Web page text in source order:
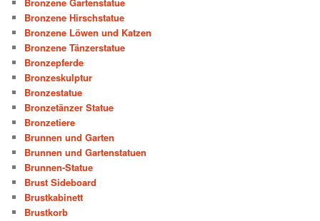
Bronzene Gartenstatue
Bronzene Hirschstatue
Bronzene Löwen und Katzen
Bronzene Tänzerstatue
Bronzepferde
Bronzeskulptur
Bronzestatue
Bronzetänzer Statue
Bronzetiere
Brunnen und Garten
Brunnen und Gartenstatuen
Brunnen-Statue
Brust Sideboard
Brustkabinett
Brustkorb